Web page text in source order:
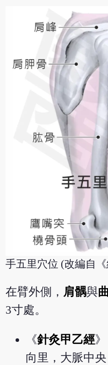
手五里穴位 (改編自
在臂外側， 肩髃與
3寸處。
《針灸甲乙經
向里，大脈中央